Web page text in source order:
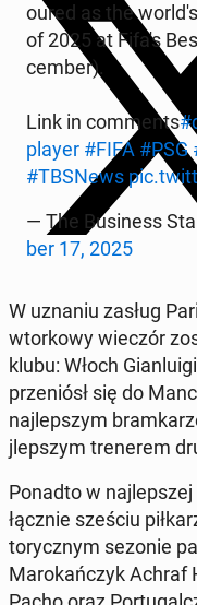
oured as the
of 2025 at Fifa's
cem­ber).
Link in com­ments
play­er #FIFA #PSG
#TBSNews
— The Busi­ness
ber 17, 2025
W uznaniu zasług
wtorkowy wieczór
klubu: Włoch
przeniósł się do
na­jlep­szym
jlep­szym trenerem
Ponadto w
łącznie sześciu
to­rycznym sezonie
Marokańczyk Achraf